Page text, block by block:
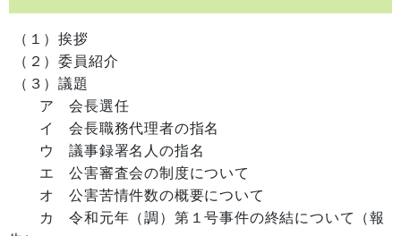
（１）挨拶
（２）委員紹介
（３）議題
ア 会長選任
イ 会長職務代理者の指名
ウ 議事録署名人の指名
エ 公害審査会の制度について
オ 公害苦情件数の概要について
カ 令和元年（調）第１号事件の終結について（報